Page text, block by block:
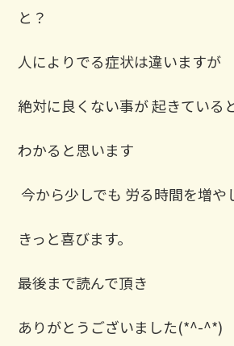
と？ ⁡
人によりでる症状は違いますが
絶対に良くない事が 起きている
わかると思います
今から少しでも 労る時間を増や
きっと喜びます。 ⁡
最後まで読んで頂き
ありがとうございました(*^-^*)